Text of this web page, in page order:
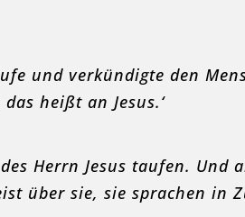
und verkündigte den
heißt an Jesus.‘
Herrn Jesus taufen. Und
über sie, sie sprachen in